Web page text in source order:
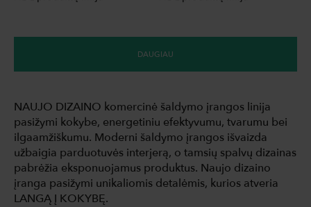
DAUGIAU
NAUJO DIZAINO komercinė šaldymo įrangos linija
pasižymi kokybe, energetiniu efektyvumu, tvarumu bei
ilgaamžiškumu. Moderni šaldymo įrangos išvaizda
užbaigia parduotuvės interjerą, o tamsių spalvų dizainas
pabrėžia eksponuojamus produktus. Naujo dizaino
įranga pasižymi unikaliomis detalėmis, kurios atveria
LANGĄ Į KOKYBĘ.